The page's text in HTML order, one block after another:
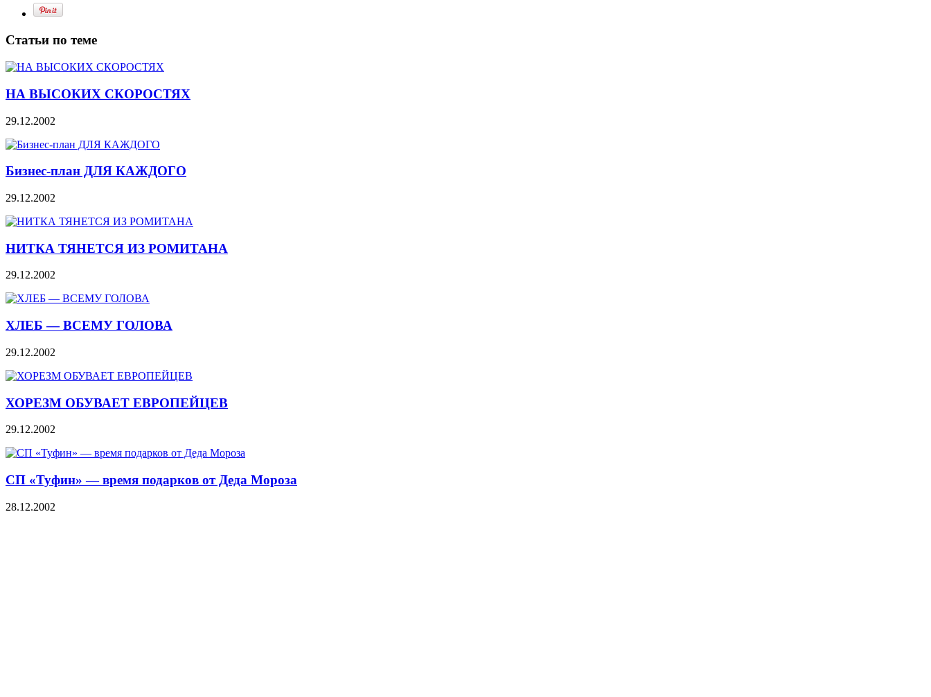
Статьи по теме
НА ВЫСОКИХ СКОРОСТЯХ
29.12.2002
Бизнес-план ДЛЯ КАЖДОГО
29.12.2002
НИТКА ТЯНЕТСЯ ИЗ РОМИТАНА
29.12.2002
ХЛЕБ — ВСЕМУ ГОЛОВА
29.12.2002
ХОРЕЗМ ОБУВАЕТ ЕВРОПЕЙЦЕВ
29.12.2002
СП «Туфин» — время подарков от Деда Мороза
28.12.2002